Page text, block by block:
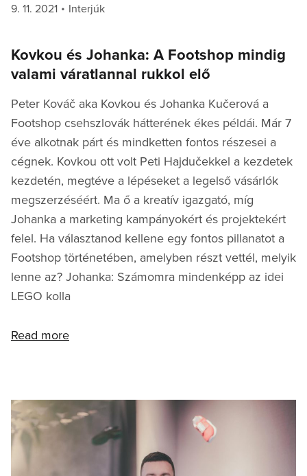
Posted
9. 11. 2021 Categories
Interjúk
Kovkou és Johanka: A Footshop mindig
valami váratlannal rukkol elő
Peter Kováč aka Kovkou és Johanka Kučerová a
Footshop csehszlovák hátterének ékes példái. Már 7
éve alkotnak párt és mindketten fontos részesei a
cégnek. Kovkou ott volt Peti Hajdučekkel a kezdetek
kezdetén, megtéve a lépéseket a legelső vásárlók
megszerzéséért. Ma ő a kreatív igazgató, míg
Johanka a marketing kampányokért és projektekért
felel. Ha választanod kellene egy fontos pillanatot a
Footshop történetében, amelyben részt vettél, melyik
lenne az? Johanka: Számomra mindenképp az idei
LEGO kolla
Read more